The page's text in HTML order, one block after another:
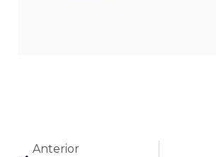
Anterior